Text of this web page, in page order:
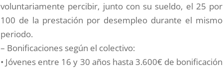
voluntariamente percibir, junto con su sueldo, el 25 por
100 de la prestación por desempleo durante el mismo
periodo.
– Bonificaciones según el colectivo:
• Jóvenes entre 16 y 30 años hasta 3.600€ de bonificación